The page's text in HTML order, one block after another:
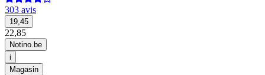
303 avis
19,45
22,85
Notino.be
i
Magasin